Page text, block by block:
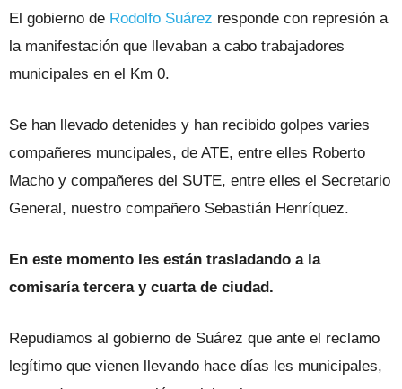
El gobierno de Rodolfo Suárez responde con represión a
la manifestación que llevaban a cabo trabajadores
municipales en el Km 0.
Se han llevado detenides y han recibido golpes varies
compañeres muncipales, de ATE, entre elles Roberto
Macho y compañeres del SUTE, entre elles el Secretario
General, nuestro compañero Sebastián Henríquez.
En este momento les están trasladando a la
comisaría tercera y cuarta de ciudad.
Repudiamos al gobierno de Suárez que ante el reclamo
legítimo que vienen llevando hace días les municipales,